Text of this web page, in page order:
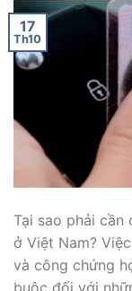
17
Th10
Tại sao phải cần
ở Việt Nam?
và công chứng
buộc đối với